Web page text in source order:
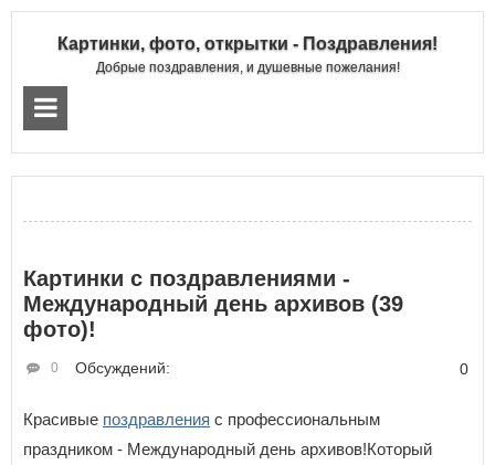
Картинки, фото, открытки - Поздравления!
Добрые поздравления, и душевные пожелания!
Картинки с поздравлениями -
Международный день архивов (39
фото)!
Обсуждений:
0 0
Красивые поздравления с профессиональным
праздником - Международный день архивов!Который